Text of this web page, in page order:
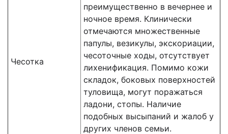
Чесотка
преимущественно в вечернее и
ночное время. Клинически
отмечаются множественные
папулы, везикулы, экскориации,
чесоточные ходы, отсутствует
лихенификация. Помимо кожи
складок, боковых по­верхностей
туловища, могут поражаться
ладони, стопы. Наличие
подобных высыпаний и жалоб у
других членов семьи.